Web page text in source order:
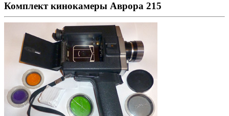
Комплект кинокамеры Аврора 215